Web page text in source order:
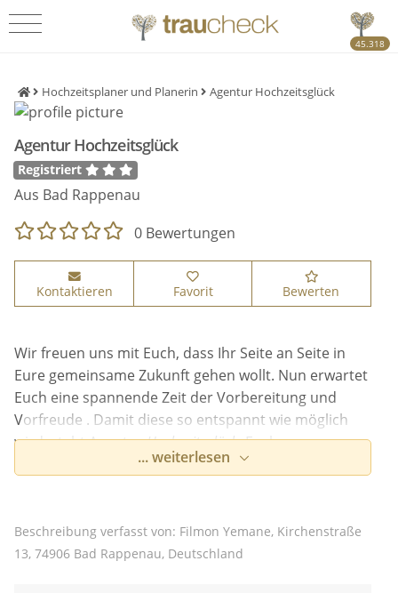
45.318
Hochzeitsplaner und Planerin Agentur Hochzeitsglück
Agentur Hochzeitsglück
Registriert
Aus Bad Rappenau
0 Bewertungen
Kontaktieren Favorit Bewerten
Wir freuen uns mit Euch, dass Ihr Seite an Seite in
Eure gemeinsame Zukunft gehen wollt. Nun erwartet
Euch eine spannende Zeit der Vorbereitung und
Vorfreude . Damit diese so entspannt wie möglich
wird, steht AgenturHochzeitsglückEuch ganz
persönlich zur Seite.... weiterlesen
Beschreibung verfasst von: Filmon Yemane, Kirchenstraße
13, 74906 Bad Rappenau, Deutschland